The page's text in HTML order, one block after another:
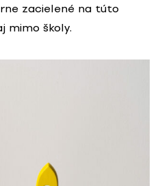
zacielené na túto
mimo školy.